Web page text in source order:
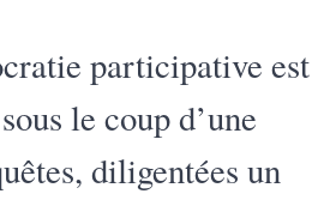
participative est
le coup d’une
diligentées un